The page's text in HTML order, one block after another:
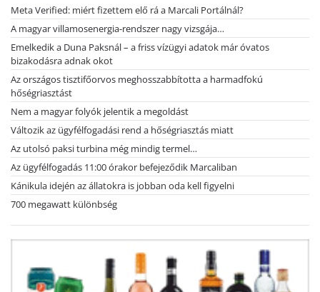
Meta Verified: miért fizettem elő rá a Marcali Portálnál?
A magyar villamosenergia-rendszer nagy vizsgája…
Emelkedik a Duna Paksnál – a friss vízügyi adatok már óvatos
bizakodásra adnak okot
Az országos tisztifőorvos meghosszabbította a harmadfokú
hőségriasztást
Nem a magyar folyók jelentik a megoldást
Változik az ügyfélfogadási rend a hőségriasztás miatt
Az utolsó paksi turbina még mindig termel…
Az ügyfélfogadás 11:00 órakor befejeződik Marcaliban
Kánikula idején az állatokra is jobban oda kell figyelni
700 megawatt különbség